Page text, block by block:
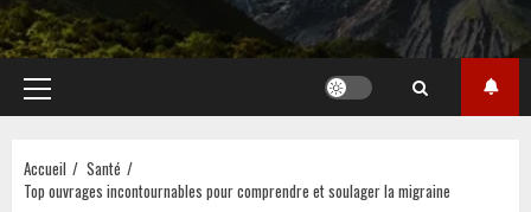
Menu
principal
Accueil
Santé
Top ouvrages incontournables pour comprendre et soulager la migraine